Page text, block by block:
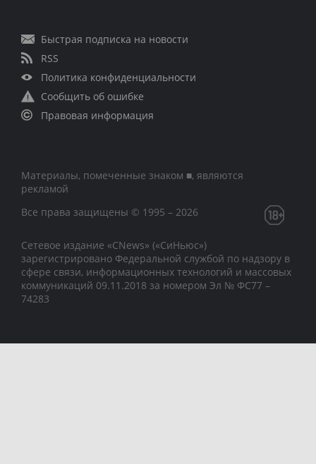
Быстрая подписка на новости
RSS
Политика конфиденциальности
Сообщить об ошибке
Правовая информация
Материалы, помеченные знаком ■, являются
рекламой
Все права защищены © 1995 – 2026
Сетевое издание «CNews» («СиНьюс»)
зарегистрировано Федеральной службой по надзору в
сфере связи, информационных технологий и массовых
коммуникаций 09.11.2018 за номером Эл № ФС77 –
74283